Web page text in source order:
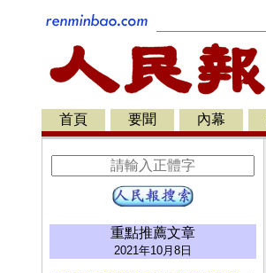
首頁 要聞 內幕
重點推薦文章
2021年10月8日